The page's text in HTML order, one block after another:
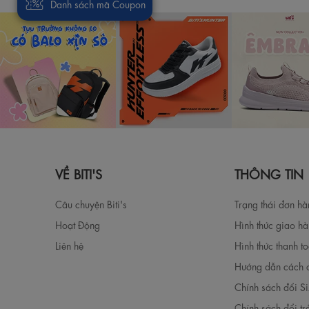
VỀ BITI'S
Câu chuyện Biti's
Hoạt Động
Liên hệ
THÔNG TIN
Trạng thái đơn
Hình thức giao
Hình thức thanh
Hướng dẫn cách
Chính sách đổi
Danh sách mã Coupon